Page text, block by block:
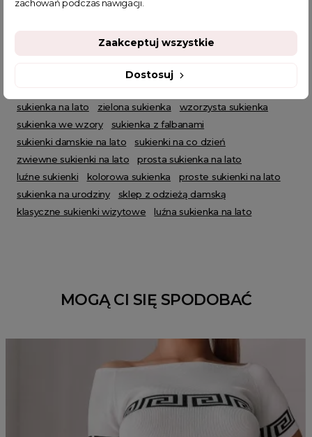
POWIĄZANE TAGI
sukienka na lato
zielona sukienka
wzorzysta sukienka
sukienka we wzory
sukienka z falbanami
sukienki damskie na lato
sukienki na co dzień
zwiewne sukienki na lato
prosta sukienka na lato
luźne sukienki
kolorowa sukienka
proste sukienki na lato
sukienka na urodziny
sklep z odzieżą damską
klasyczne sukienki wizytowe
luźna sukienka na lato
MOGĄ CI SIĘ SPODOBAĆ
zachowań podczas nawigacji.
Dostosuj
Zaakceptuj wszystkie